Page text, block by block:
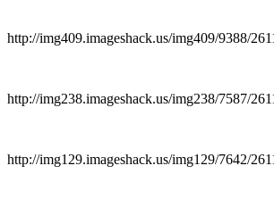
http://img409.imageshack.us/img409/9388/
http://img238.imageshack.us/img238/7587/
http://img129.imageshack.us/img129/7642/